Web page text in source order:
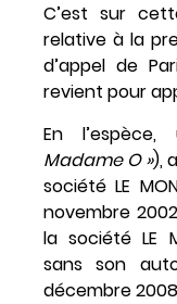
C’est sur
relative à la
d’appel de
revient pour
En
Madame O »),
société LE
novembre
la société LE
sans son
décembre